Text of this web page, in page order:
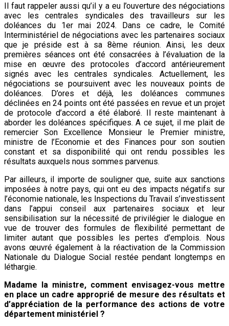
Il faut rappeler aussi qu’il y a eu l’ouverture des négociations
avec les centrales syndicales des travailleurs sur les
doléances du 1er mai 2024. Dans ce cadre, le Comité
Interministériel de négociations avec les partenaires sociaux
que je préside est à sa 8ème réunion. Ainsi, les deux
premières séances ont été consacrées à l’évaluation de la
mise en œuvre des protocoles d’accord antérieurement
signés avec les centrales syndicales. Actuellement, les
négociations se poursuivent avec les nouveaux points de
doléances. D’ores et déjà, les doléances communes
déclinées en 24 points ont été passées en revue et un projet
de protocole d’accord a été élaboré. Il reste maintenant à
aborder les doléances spécifiques. A ce sujet, il me plait de
remercier Son Excellence Monsieur le Premier ministre,
ministre de l’Economie et des Finances pour son soutien
constant et sa disponibilité qui ont rendu possibles les
résultats auxquels nous sommes parvenus.
Par ailleurs, il importe de souligner que, suite aux sanctions
imposées à notre pays, qui ont eu des impacts négatifs sur
l’économie nationale, les Inspections du Travail s’investissent
dans l’appui conseil aux partenaires sociaux et leur
sensibilisation sur la nécessité de privilégier le dialogue en
vue de trouver des formules de flexibilité permettant de
limiter autant que possibles les pertes d’emplois. Nous
avons œuvré également à la réactivation de la Commission
Nationale du Dialogue Social restée pendant longtemps en
léthargie.
Madame la ministre, comment envisagez-vous mettre
en place un cadre approprié de mesure des résultats et
d’appréciation de la performance des actions de votre
département ministériel ?